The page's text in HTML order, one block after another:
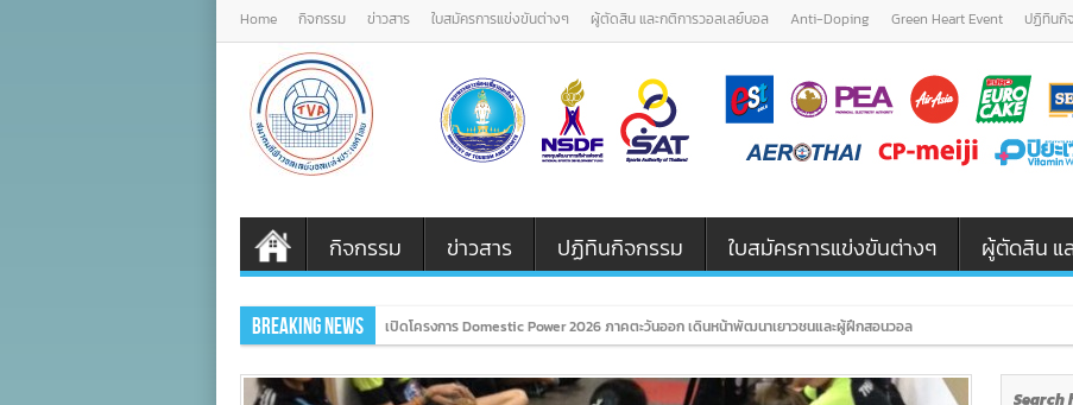
Home กิจกรรม ข่าวสาร ใบสมัครการแข่งขันต่างๆ ผู้ตัดสิน และกติการวอลเลย์บอล Anti-Doping Green Heart Event ปฏิทินกิ
กิจกรรม ข่าวสาร ปฏิทินกิจกรรม ใบสมัครการแข่งขันต่างๆ ผู้ตัดสิน แ
Breaking News เปิดโครงการ Domestic Power 2026 ภาคตะวันออก เดินหน้าพัฒนาเยาวชนและผู้ฝึกสอนวอลเลย์บอล รุ่น U12 / U18